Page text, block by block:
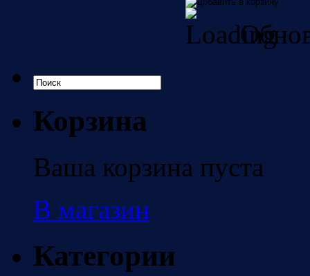
Корзина
Ваша корзина пуста
В магазин
Категории